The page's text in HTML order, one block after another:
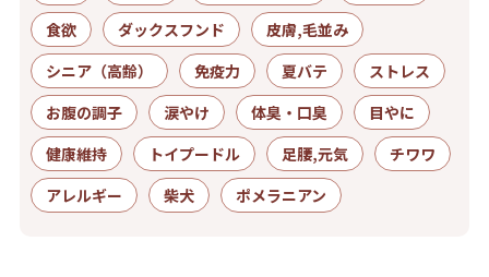
食欲
ダックスフンド
皮膚,毛並み
シニア（高齢）
免疫力 夏バテ
ストレス
お腹の調子
涙やけ 体臭・口臭
目やに
健康維持
トイプードル 足腰,元気
チワワ
アレルギー
柴犬 ポメラニアン